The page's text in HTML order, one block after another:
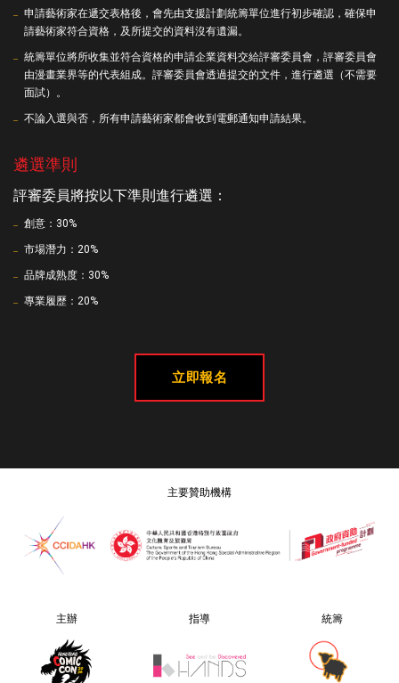
申請藝術家在遞交表格後，會先由支援計劃統籌單位進行初步確認，確保申
請藝術家符合資格，及所提交的資料沒有遺漏。
統籌單位將所收集並符合資格的申請企業資料交給評審委員會，評審委員會
由漫畫業界等的代表組成。評審委員會透過提交的文件，進行遴選（不需要
面試）。
不論入選與否，所有申請藝術家都會收到電郵通知申請結果。
遴選準則
評審委員將按以下準則進行遴選：
創意：30%
市場潛力：20%
品牌成熟度：30%
專業履歷：20%
立即報名
主要贊助機構
主辦 指導 統籌